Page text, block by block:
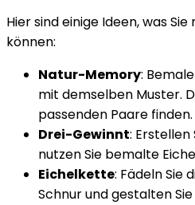
Hier sind einige Ideen, was
können:
Natur-Memory:
mit demselben Muster.
passenden Paare finden.
Drei-Gewinnt:
nutzen Sie bemalte
Eichelkette: Fädeln Sie
Schnur und gestalten